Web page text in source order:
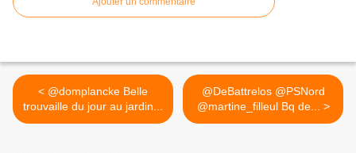
< @domplancke Belle
trouvaille du jour au jardin...
@DeBattrelos @PSNord
@martine_filleul Bq de... >